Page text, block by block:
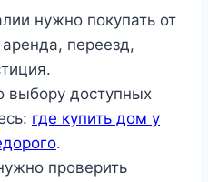
нужно покупать от
переезд,
выбору доступных
где купить дом у
.
проверить